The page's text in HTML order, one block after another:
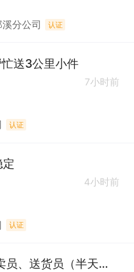
分公司 认证
送3公里小件
7小时前
认证
4小时前
认证
歪马送酒琅琊仓：外卖员、送货员（半天班）